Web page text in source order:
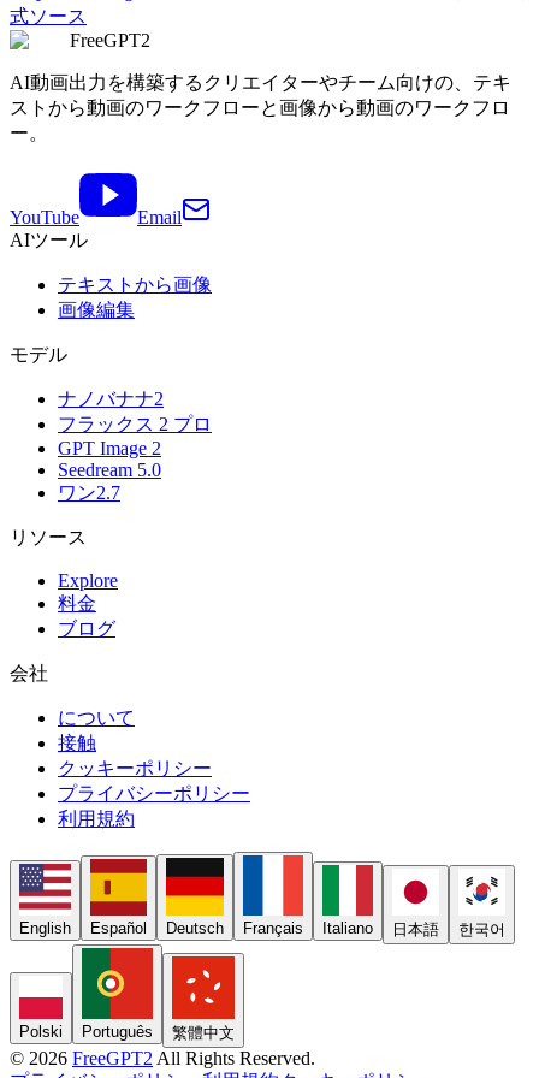
式ソース
FreeGPT2
AI動画出力を構築するクリエイターやチーム向けの、テキ
ストから動画のワークフローと画像から動画のワークフロ
ー。
YouTube
Email
AIツール
テキストから画像
画像編集
モデル
ナノバナナ2
フラックス 2 プロ
GPT Image 2
Seedream 5.0
ワン2.7
リソース
Explore
料金
ブログ
会社
について
接触
クッキーポリシー
プライバシーポリシー
利用規約
English Español Deutsch Français Italiano 日本語 한국어
Polski Português 繁體中文
© 2026 FreeGPT2 All Rights Reserved.